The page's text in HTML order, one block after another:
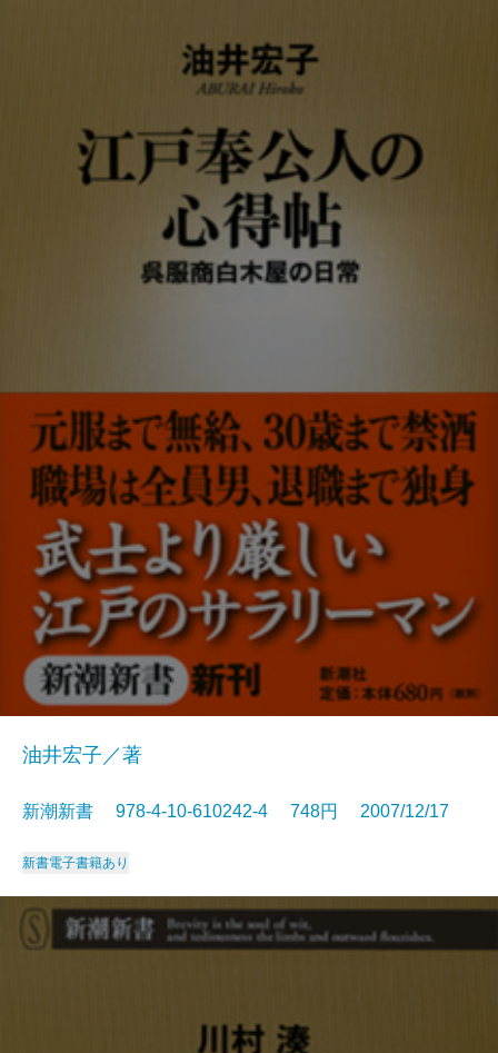
油井宏子／著
新潮新書 978-4-10-610242-4 748円 2007/12/17
新書電子書籍あり